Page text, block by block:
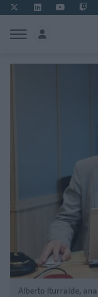
Alberto Iturralde,